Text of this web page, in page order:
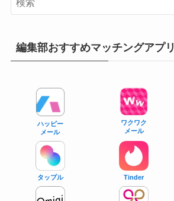
編集部おすすめマッチングアプリ
ハッピー
メール
ワクワク
メール
タップル Tinder